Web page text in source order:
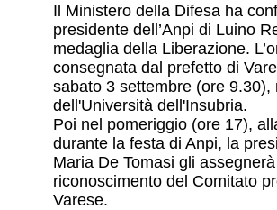
Il Ministero della Difesa ha
presidente dell’Anpi di Luino
medaglia della Liberazione.
consegnata dal prefetto di
sabato 3 settembre (ore 9.30),
dell'Università dell'Insubria.
Poi nel pomeriggio (ore 17),
durante la festa di Anpi, la
Maria De Tomasi gli
riconoscimento del Comitato
Varese.